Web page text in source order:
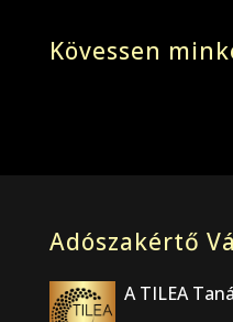
Kövessen
Adószakértő
A TILEA